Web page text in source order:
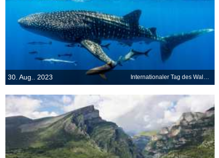
30. Aug.. 2023 Internationaler Tag des Walhais